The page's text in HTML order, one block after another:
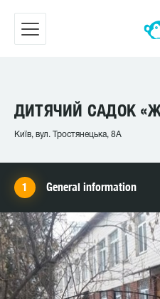
ДИТЯЧИЙ САДОК
Київ, вул. Тростянецька, 8А
General information